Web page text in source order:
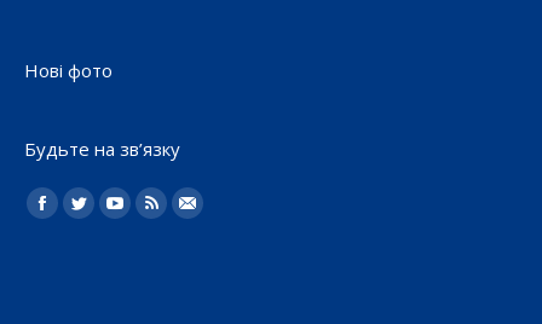
Нові фото
Будьте на зв’язку
Найдите нас:
Facebook
TwitterYouTube
Rss Електронна